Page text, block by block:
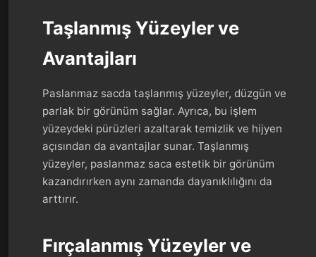
Taşlanmış Yüzeyler ve
Avantajları
Paslanmaz sacda taşlanmış yüzeyler, düzgün ve
parlak bir görünüm sağlar. Ayrıca, bu işlem
yüzeydeki pürüzleri azaltarak temizlik ve hijyen
açısından da avantajlar sunar. Taşlanmış
yüzeyler, paslanmaz saca estetik bir görünüm
kazandırırken aynı zamanda dayanıklılığını da
arttırır.
Fırçalanmış Yüzeyler ve